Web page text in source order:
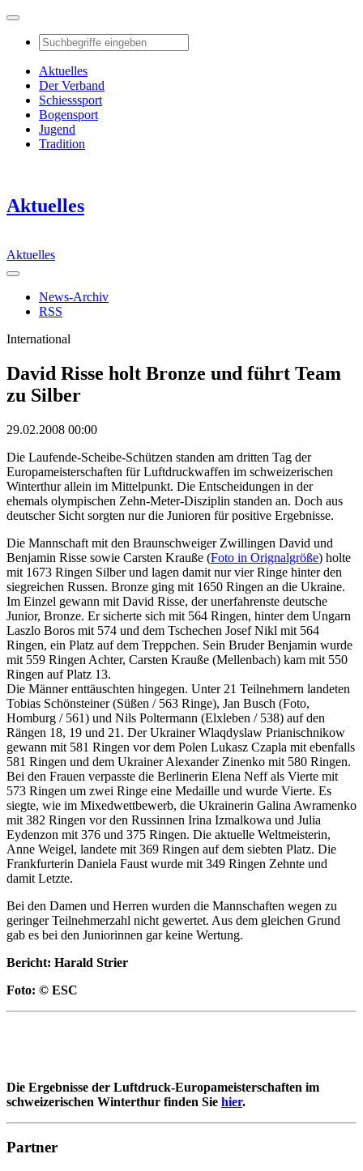
Aktuelles
Der Verband
Schiesssport
Bogensport
Jugend
Tradition
Aktuelles
Aktuelles
News-Archiv
RSS
International
David Risse holt Bronze und führt Team
zu Silber
29.02.2008 00:00
Die Laufende-Scheibe-Schützen standen am dritten Tag der
Europameisterschaften für Luftdruckwaffen im schweizerischen
Winterthur allein im Mittelpunkt. Die Entscheidungen in der
ehemals olympischen Zehn-Meter-Disziplin standen an. Doch aus
deutscher Sicht sorgten nur die Junioren für positive Ergebnisse.
Die Mannschaft mit den Braunschweiger Zwillingen David und
Benjamin Risse sowie Carsten Krauße (Foto in Orignalgröße) holte
mit 1673 Ringen Silber und lagen damit nur vier Ringe hinter den
siegreichen Russen. Bronze ging mit 1650 Ringen an die Ukraine.
Im Einzel gewann mit David Risse, der unerfahrenste deutsche
Junior, Bronze. Er sicherte sich mit 564 Ringen, hinter dem Ungarn
Laszlo Boros mit 574 und dem Tschechen Josef Nikl mit 564
Ringen, ein Platz auf dem Treppchen. Sein Bruder Benjamin wurde
mit 559 Ringen Achter, Carsten Krauße (Mellenbach) kam mit 550
Ringen auf Platz 13.
Die Männer enttäuschten hingegen. Unter 21 Teilnehmern landeten
Tobias Schönsteiner (Süßen / 563 Ringe), Jan Busch (Foto,
Homburg / 561) und Nils Poltermann (Elxleben / 538) auf den
Rängen 18, 19 und 21. Der Ukrainer Wlaqdyslaw Prianischnikow
gewann mit 581 Ringen vor dem Polen Lukasz Czapla mit ebenfalls
581 Ringen und dem Ukrainer Alexander Zinenko mit 580 Ringen.
Bei den Frauen verpasste die Berlinerin Elena Neff als Vierte mit
573 Ringen um zwei Ringe eine Medaille und wurde Vierte. Es
siegte, wie im Mixedwettbewerb, die Ukrainerin Galina Awramenko
mit 382 Ringen vor den Russinnen Irina Izmalkowa und Julia
Eydenzon mit 376 und 375 Ringen. Die aktuelle Weltmeisterin,
Anne Weigel, landete mit 369 Ringen auf dem siebten Platz. Die
Frankfurterin Daniela Faust wurde mit 349 Ringen Zehnte und
damit Letzte.
Bei den Damen und Herren wurden die Mannschaften wegen zu
geringer Teilnehmerzahl nicht gewertet. Aus dem gleichen Grund
gab es bei den Juniorinnen gar keine Wertung.
Bericht: Harald Strier
Foto: © ESC
Die Ergebnisse der Luftdruck-Europameisterschaften im
schweizerischen Winterthur finden Sie hier.
Partner